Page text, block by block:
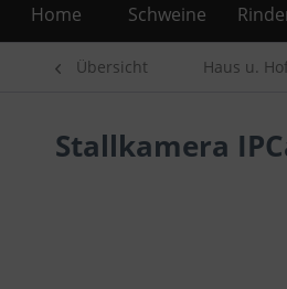
Home Schweine
Übersicht Haus u.
Stallkamera